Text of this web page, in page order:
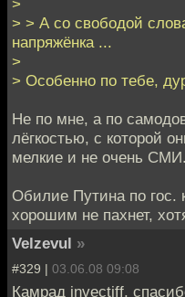
>
> > А со свободой
напряжёнка ...
>
> Особенно по тебе,
Не по мне, а по
лёгкостью, с которой
мелкие и не очень СМИ.
Обилие Путина по гос.
хорошим не пахнет,
Velzevul »
#329 | 03.06.08 09:08
Камрад invectiff,